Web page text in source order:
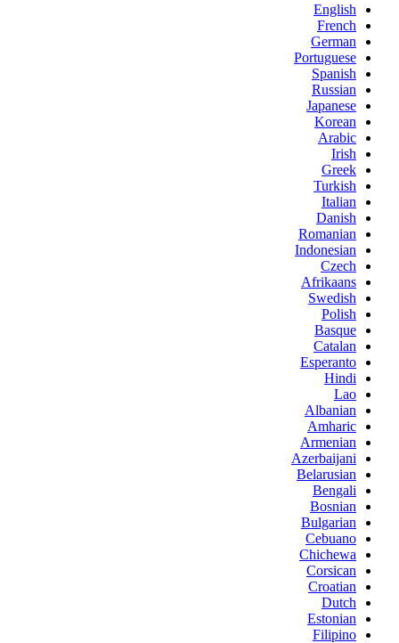
English
French
German
Portuguese
Spanish
Russian
Japanese
Korean
Arabic
Irish
Greek
Turkish
Italian
Danish
Romanian
Indonesian
Czech
Afrikaans
Swedish
Polish
Basque
Catalan
Esperanto
Hindi
Lao
Albanian
Amharic
Armenian
Azerbaijani
Belarusian
Bengali
Bosnian
Bulgarian
Cebuano
Chichewa
Corsican
Croatian
Dutch
Estonian
Filipino